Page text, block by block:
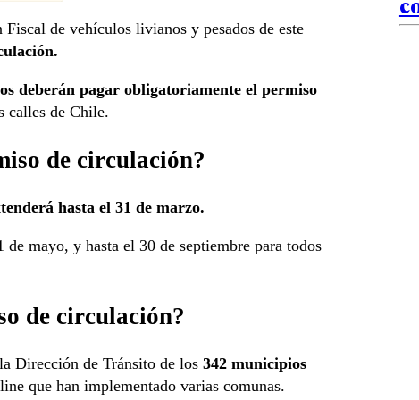
Fiscal de vehículos livianos y pesados de este
deberán pagar obligatoriamente el permiso
calles de Chile.
de circulación?
hasta el 31 de marzo.
mayo, y hasta el 30 de septiembre para todos
de circulación?
Dirección de Tránsito de los 342 municipios
que han implementado varias comunas.